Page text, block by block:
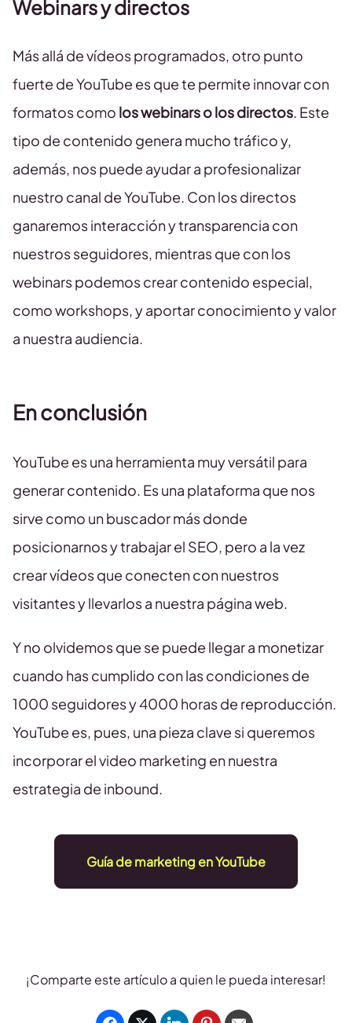
Webinars y directos
Más allá de vídeos programados, otro punto
fuerte de YouTube es que te permite innovar con
formatos como los webinars o los directos . Este
tipo de contenido genera mucho tráfico y,
además, nos puede ayudar a profesionalizar
nuestro canal de YouTube. Con los directos
ganaremos interacción y transparencia con
nuestros seguidores, mientras que con los
webinars podemos crear contenido especial,
como workshops, y aportar conocimiento y valor
a nuestra audiencia.
En conclusión
YouTube es una herramienta muy versátil para
generar contenido. Es una plataforma que nos
sirve como un buscador más donde
posicionarnos y trabajar el SEO, pero a la vez
crear vídeos que conecten con nuestros
visitantes y llevarlos a nuestra página web.
Y no olvidemos que se puede llegar a monetizar
cuando has cumplido con las condiciones de
1000 seguidores y 4000 horas de reproducción.
YouTube es, pues, una pieza clave si queremos
incorporar el video marketing en nuestra
estrategia de inbound.
Guía de marketing en YouTube
¡Comparte este artículo a quien le pueda interesar!